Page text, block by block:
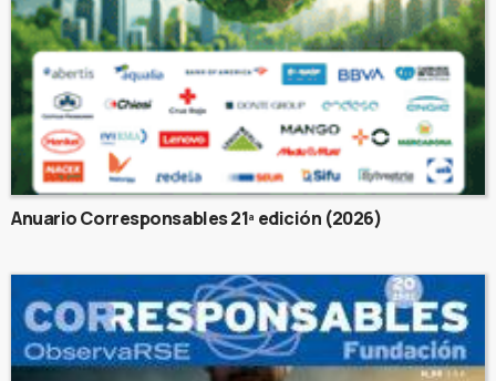
Anuario Corresponsables 21ª edición (2026)